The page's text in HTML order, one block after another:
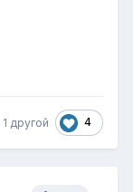
1 другой 4